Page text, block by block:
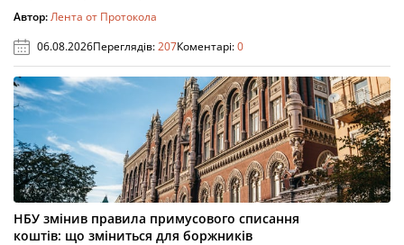
Автор:Лента от Протокола
06.08.2026Переглядів:207Коментарі:0
НБУ змінив правила примусового списання
коштів: що зміниться для боржників